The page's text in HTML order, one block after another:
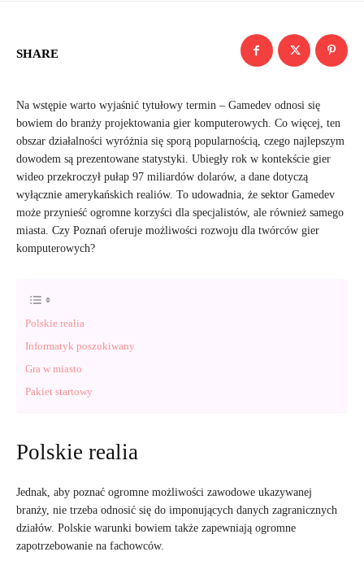
SHARE
Na wstępie warto wyjaśnić tytułowy termin – Gamedev odnosi się
bowiem do branży projektowania gier komputerowych. Co więcej, ten
obszar działalności wyróżnia się sporą popularnością, czego najlepszym
dowodem są prezentowane statystyki. Ubiegły rok w kontekście gier
wideo przekroczył pułap 97 miliardów dolarów, a dane dotyczą
wyłącznie amerykańskich realiów. To udowadnia, że sektor Gamedev
może przynieść ogromne korzyści dla specjalistów, ale również samego
miasta. Czy Poznań oferuje możliwości rozwoju dla twórców gier
komputerowych?
Polskie realia
Informatyk poszukiwany
Gra w miasto
Pakiet startowy
Polskie realia
Jednak, aby poznać ogromne możliwości zawodowe ukazywanej
branży, nie trzeba odnosić się do imponujących danych zagranicznych
działów. Polskie warunki bowiem także zapewniają ogromne
zapotrzebowanie na fachowców.